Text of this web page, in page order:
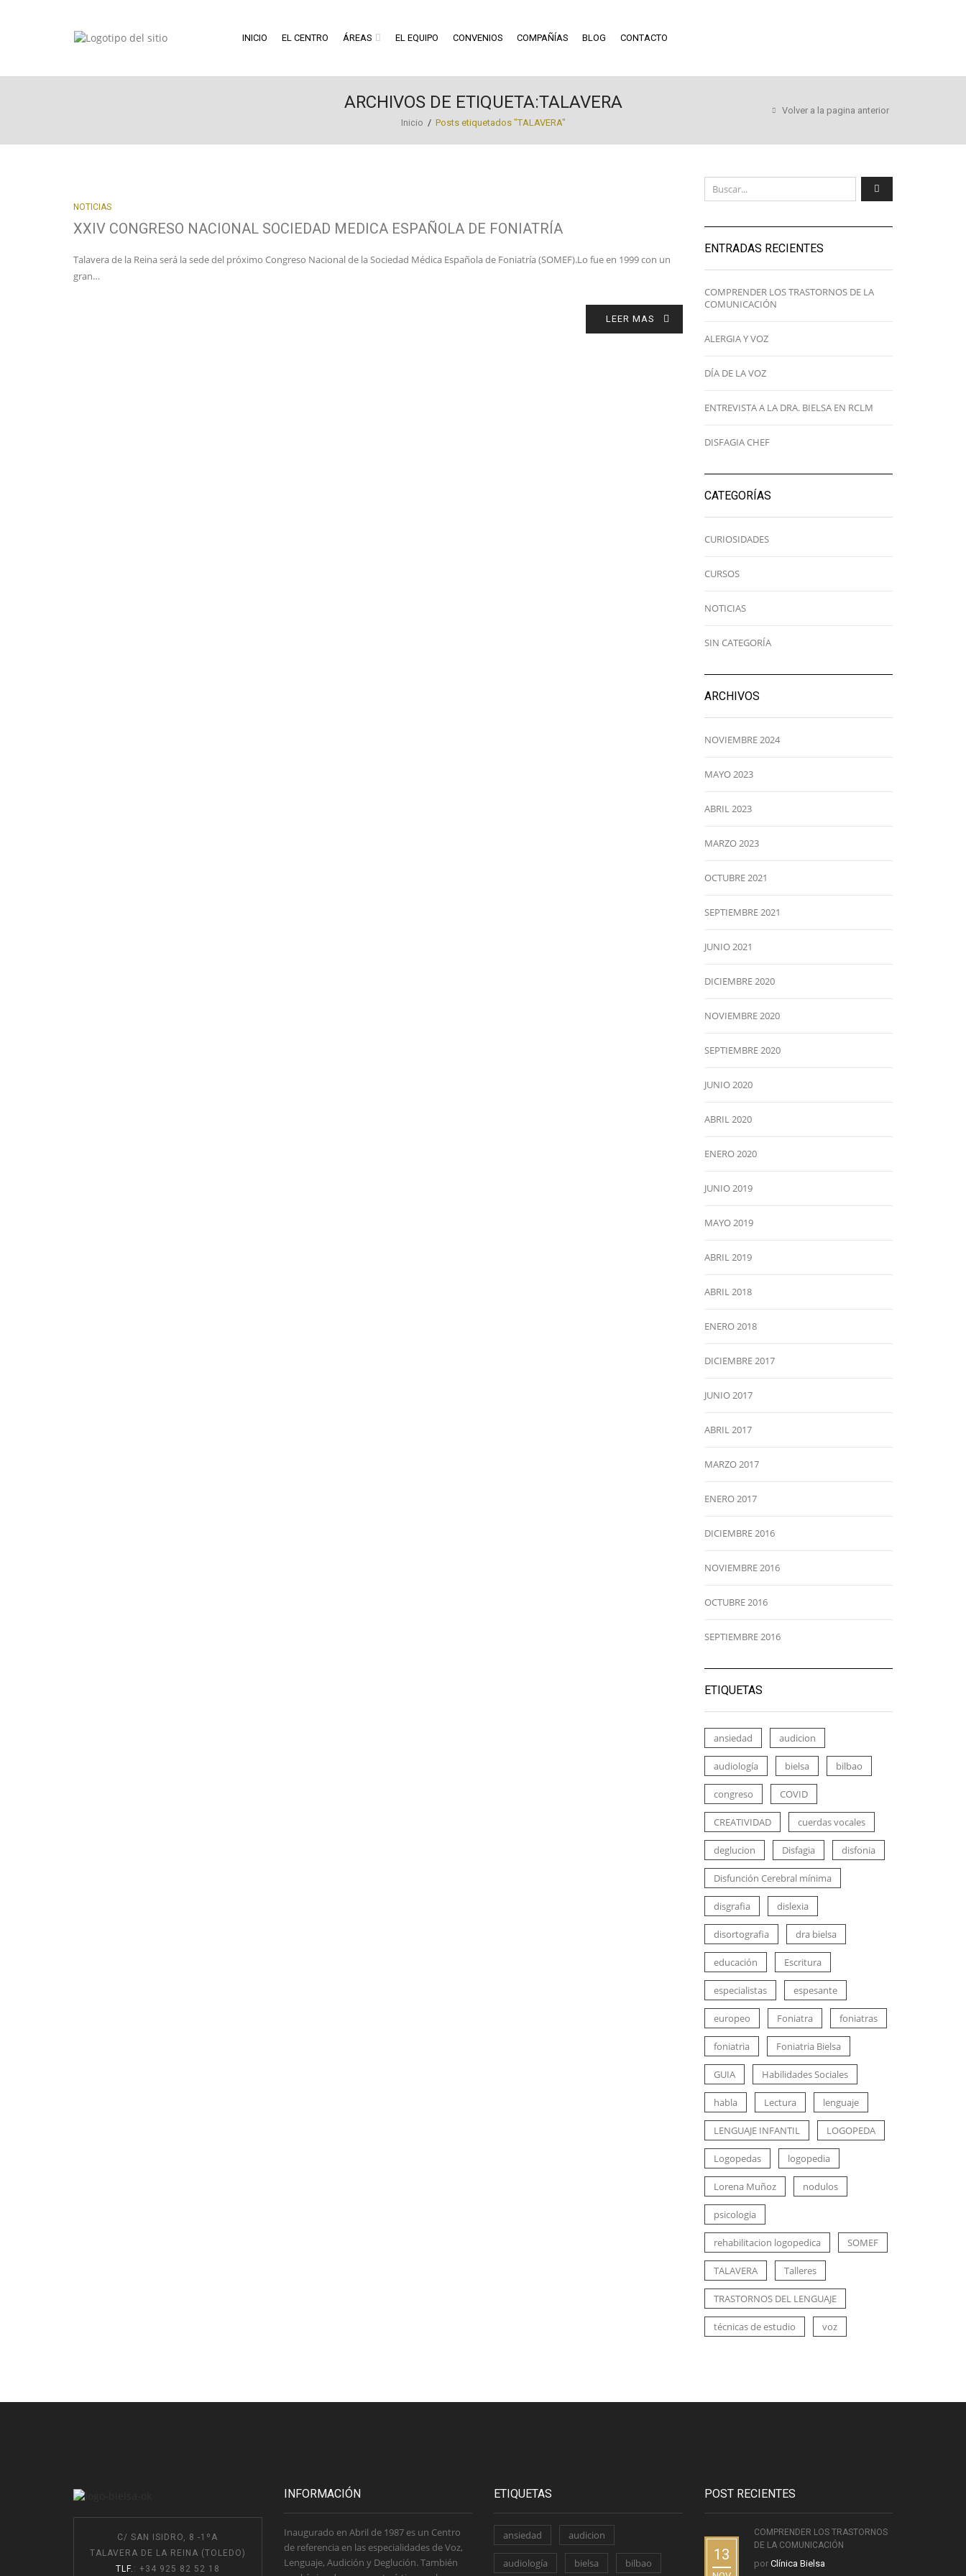
INICIO EL CENTRO ÁREAS EL EQUIPO CONVENIOS COMPAÑÍAS BLOG CONTACTO
ARCHIVOS DE ETIQUETA:TALAVERA
Inicio / Posts etiquetados "TALAVERA"
Volver a la pagina anterior
NOTICIAS
XXIV CONGRESO NACIONAL SOCIEDAD MEDICA ESPAÑOLA DE FONIATRÍA
Talavera de la Reina será la sede del próximo Congreso Nacional de la Sociedad Médica Española de Foniatría (SOMEF).Lo fue en 1999 con un
gran…
LEER MAS
ENTRADAS RECIENTES
COMPRENDER LOS TRASTORNOS DE LA
COMUNICACIÓN
ALERGIA Y VOZ
DÍA DE LA VOZ
ENTREVISTA A LA DRA. BIELSA EN RCLM
DISFAGIA CHEF
CATEGORÍAS
CURIOSIDADES
CURSOS
NOTICIAS
SIN CATEGORÍA
ARCHIVOS
NOVIEMBRE 2024
MAYO 2023
ABRIL 2023
MARZO 2023
OCTUBRE 2021
SEPTIEMBRE 2021
JUNIO 2021
DICIEMBRE 2020
NOVIEMBRE 2020
SEPTIEMBRE 2020
JUNIO 2020
ABRIL 2020
ENERO 2020
JUNIO 2019
MAYO 2019
ABRIL 2019
ABRIL 2018
ENERO 2018
DICIEMBRE 2017
JUNIO 2017
ABRIL 2017
MARZO 2017
ENERO 2017
DICIEMBRE 2016
NOVIEMBRE 2016
OCTUBRE 2016
SEPTIEMBRE 2016
ETIQUETAS
ansiedad audicion
audiología bielsa bilbao
congreso COVID
CREATIVIDAD cuerdas vocales
deglucion Disfagia disfonia
Disfunción Cerebral mínima
disgrafia dislexia
disortografia dra bielsa
educación Escritura
especialistas espesante
europeo Foniatra foniatras
foniatria Foniatria Bielsa
GUIA Habilidades Sociales
habla Lectura lenguaje
LENGUAJE INFANTIL LOGOPEDA
Logopedas logopedia
Lorena Muñoz nodulos
psicologia
rehabilitacion logopedica SOMEF
TALAVERA Talleres
TRASTORNOS DEL LENGUAJE
técnicas de estudio voz
C/ SAN ISIDRO, 8 -1ºA
TALAVERA DE LA REINA (TOLEDO)
TLF. : +34 925 82 52 18
INFORMACIÓN
Inaugurado en Abril de 1987 es un Centro
de referencia en las especialidades de Voz,
Lenguaje, Audición y Deglución. También
ETIQUETAS
ansiedad audicion
audiología bielsa bilbao
POST RECIENTES
13
COMPRENDER LOS TRASTORNOS
DE LA COMUNICACIÓN
por Clínica Bielsa